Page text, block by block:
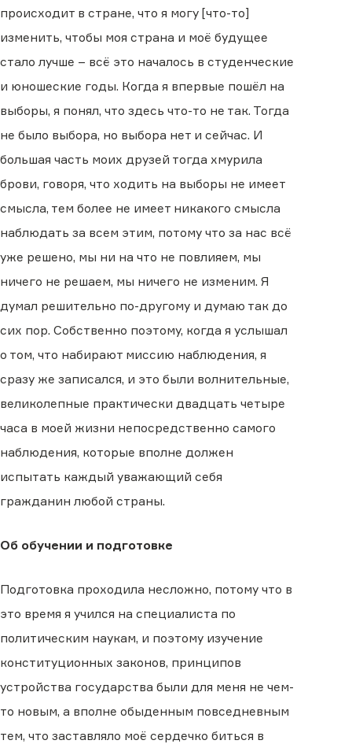
происходит в стране, что я могу [что-то]
изменить, чтобы моя страна и моё будущее
стало лучше – всё это началось в студенческие
и юношеские годы. Когда я впервые пошёл на
выборы, я понял, что здесь что-то не так. Тогда
не было выбора, но выбора нет и сейчас. И
большая часть моих друзей тогда хмурила
брови, говоря, что ходить на выборы не имеет
смысла, тем более не имеет никакого смысла
наблюдать за всем этим, потому что за нас всё
уже решено, мы ни на что не повлияем, мы
ничего не решаем, мы ничего не изменим. Я
думал решительно по-другому и думаю так до
сих пор. Собственно поэтому, когда я услышал
о том, что набирают миссию наблюдения, я
сразу же записался, и это были волнительные,
великолепные практически двадцать четыре
часа в моей жизни непосредственно самого
наблюдения, которые вполне должен
испытать каждый уважающий себя
гражданин любой страны.
Об обучении и подготовке
Подготовка проходила несложно, потому что в
это время я учился на специалиста по
политическим наукам, и поэтому изучение
конституционных законов, принципов
устройства государства были для меня не чем-
то новым, а вполне обыденным повседневным
тем, что заставляло моё сердечко биться в